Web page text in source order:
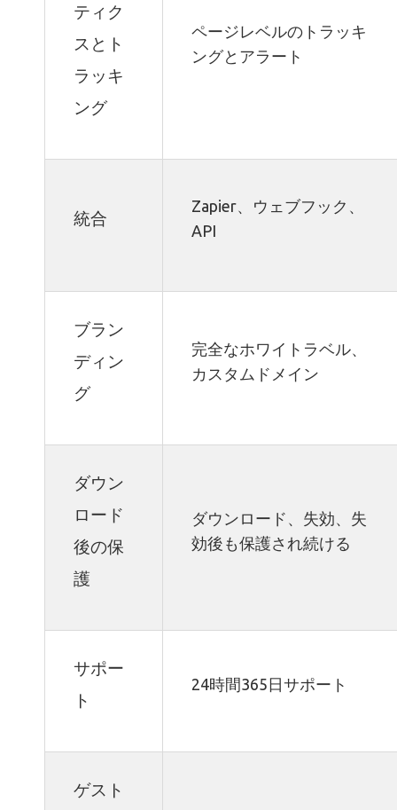
ティク
スとト
ラッキ
ング
ページレベルのトラッキ
ングとアラート
統合
Zapier、ウェブフック、
API
ブラン
ディン
グ
完全なホワイトラベル、
カスタムドメイン
ダウン
ロード
後の保
護
ダウンロード、失効、失
効後も保護され続ける
サポー
ト
24時間365日サポート
ゲスト